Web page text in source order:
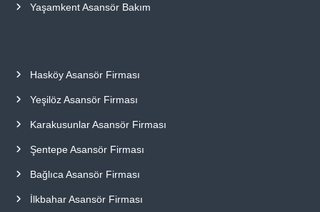
Yaşamkent Asansör Bakım
Hasköy Asansör Firması
Yeşilöz Asansör Firması
Karakusunlar Asansör Firması
Şentepe Asansör Firması
Bağlıca Asansör Firması
İlkbahar Asansör Firması